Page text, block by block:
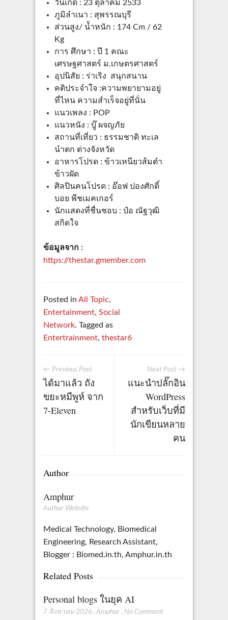
วันเกิด : 23 ตุลาคม 2533
ภูมิลำเนา : สุพรรณบุรี
ส่วนสูง/ น้ำหนัก : 174 Cm / 62
Kg
การ ศึกษา : ปี 1 คณะ
เศรษฐศาสตร์ ม.เกษตรศาสตร์
อุปนิสัย : ร่าเริง สนุกสนาน
คติประจำใจ :ความพยายามอยู่
ที่ไหน ความสำเร็จอยู่ที่นั่น
แนวเพลง : POP
แนวหนัง : บู๊ ผจญภัย
สถานที่เที่ยว : ธรรมชาติ ทะเล
นำตก ต่างจังหวัด
อาหารโปรด : ข้าวเหนียวส้มตำ
ข้าวผัด
ศิลปินคนโปรด : อ๊อฟ ปองศักดิ์
บอย พีชเมคเกอร์
นักแสดงที่ชื่นชอบ : ป๋อ ณัฐวุฒิ
สกิดใจ
ข้อมูลจาก :
https://thestar.gmember.com
Posted in All Topic,
Entertainment, Social
Network. Tagged as
Entertrainment, thestar6
Next Post →
แนะนำปลั๊กอิน
WordPress
สำหรับเว็บที่มี
นักเขียนหลาย
คน
← Previous Post
ได้มาแล้ว ถัง
ขยะหมีพูห์ จาก
7-Eleven
Author
Amphur
Author Website
Medical Technology, Biomedical
Engineering, Research Assistant,
Blogger : Biomed.in.th, Amphur.in.th
Related Posts
Personal blogs ในยุค AI
7 สิงหาคม 2026 , Amphur , No Comment